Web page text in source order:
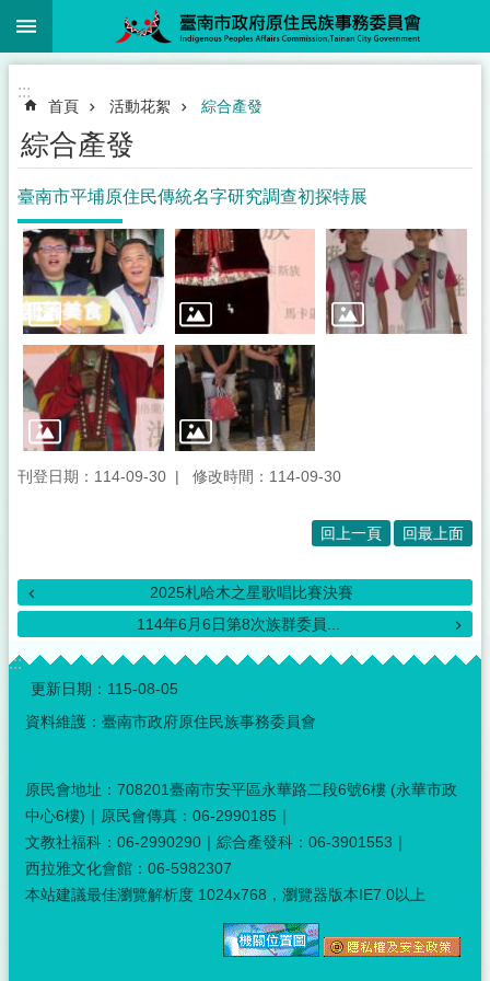
跳到主要內容區塊
:::
首頁 活動花絮 綜合產發
綜合產發
臺南市平埔原住民傳統名字研究調查初探特展
刊登日期：114-09-30 修改時間：114-09-30
回上一頁 回最上面
2025札哈木之星歌唱比賽決賽
114年6月6日第8次族群委員...
:::
更新日期： 115-08-05
資料維護：臺南市政府原住民族事務委員會
原民會地址：708201臺南市安平區永華路二段6號6樓 (永華市政
中心6樓)｜原民會傳真：06-2990185｜
文教社福科：06-2990290｜綜合產發科：06-3901553｜
西拉雅文化會館：06-5982307
本站建議最佳瀏覽解析度 1024x768，瀏覽器版本IE7.0以上